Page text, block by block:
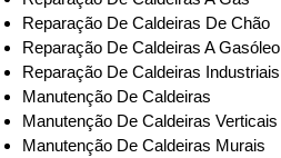
Reparação De Caldeiras De Chão
Reparação De Caldeiras A Gasóleo
Reparação De Caldeiras Industriais
Manutenção De Caldeiras
Manutenção De Caldeiras Verticais
Manutenção De Caldeiras Murais